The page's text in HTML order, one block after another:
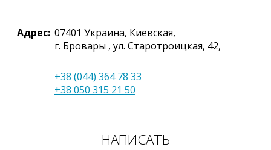
Адрес: 07401 Украина, Киевская,
г. Бровары , ул. Старотроицкая, 42,
+38 (044) 364 78 33
+38 050 315 21 50
НАПИСАТЬ